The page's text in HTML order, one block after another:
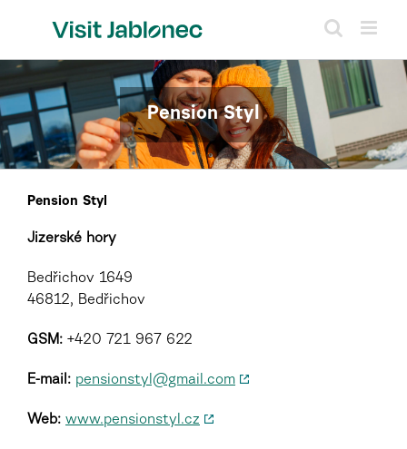
Pension Styl
Pension Styl
Jizerské hory
Bedřichov 1649
46812, Bedřichov
GSM: +420 721 967 622
E-mail: pensionstyl@gmail.com
Web: www.pensionstyl.cz